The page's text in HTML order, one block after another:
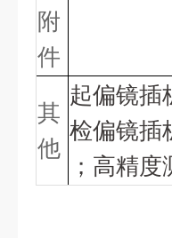
附
件
其
他
起偏镜插
检偏镜插
；高精度